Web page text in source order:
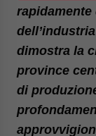
dimostra la
province
di